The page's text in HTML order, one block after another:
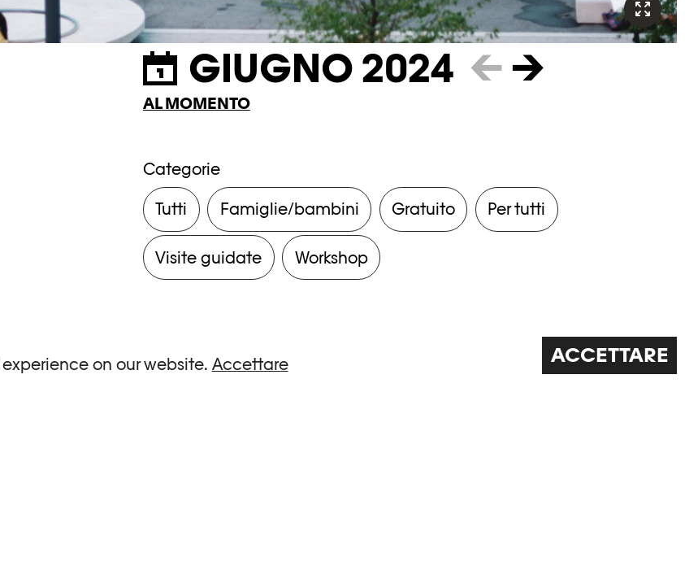
on our website. Accettare ACCETTARE
GIUGNO 2024 ← →
AL MOMENTO
Categorie
Tutti Famiglie/bambini Gratuito Per tutti
Visite guidate Workshop